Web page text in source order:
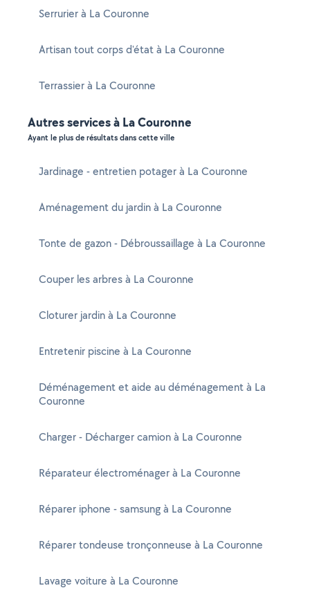
Serrurier à La Couronne
Artisan tout corps d'état à La Couronne
Terrassier à La Couronne
Autres services à La Couronne
Ayant le plus de résultats dans cette ville
Jardinage - entretien potager à La Couronne
Aménagement du jardin à La Couronne
Tonte de gazon - Débroussaillage à La Couronne
Couper les arbres à La Couronne
Cloturer jardin à La Couronne
Entretenir piscine à La Couronne
Déménagement et aide au déménagement à La
Couronne
Charger - Décharger camion à La Couronne
Réparateur électroménager à La Couronne
Réparer iphone - samsung à La Couronne
Réparer tondeuse tronçonneuse à La Couronne
Lavage voiture à La Couronne